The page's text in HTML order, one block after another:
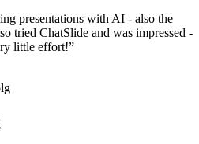
presentations with AI - also the
tried ChatSlide and was impressed -
little effort!”